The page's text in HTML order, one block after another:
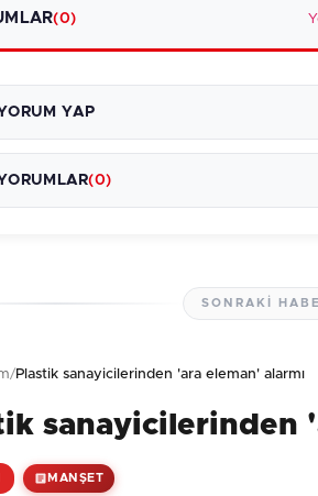
(0)
YAP
Güvenlik Sorusu: 8 + 7 = ?
(0)
SONRAKI
/Plastik sanayicilerinden 'ara eleman' alarmı
sanayicilerinden
MANŞET